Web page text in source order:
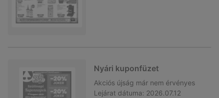
Nyári kuponfüzet
Akciós újság már nem érvényes
Lejárat dátuma: 2026.07.12